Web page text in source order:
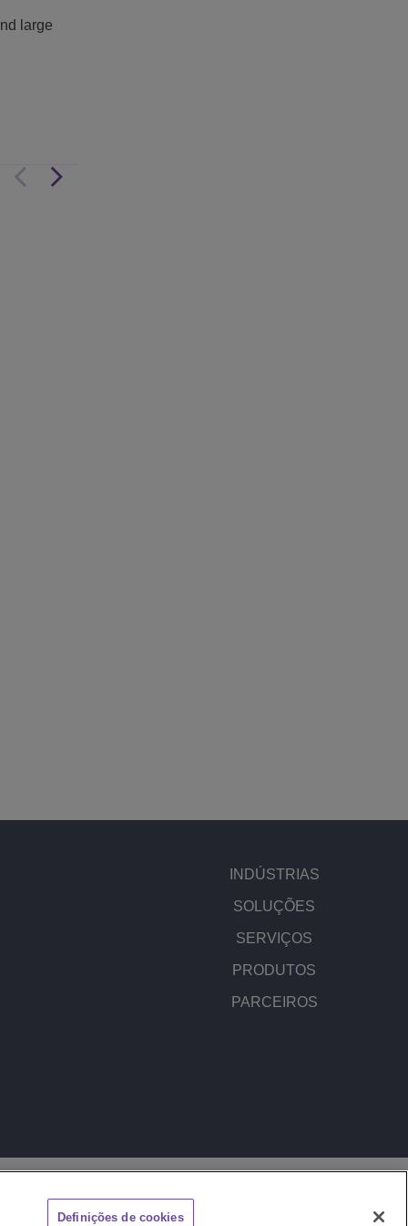
large
INDÚSTRIAS
SOLUÇÕES
SERVIÇOS
PRODUTOS
PARCEIROS
Definições de cookies